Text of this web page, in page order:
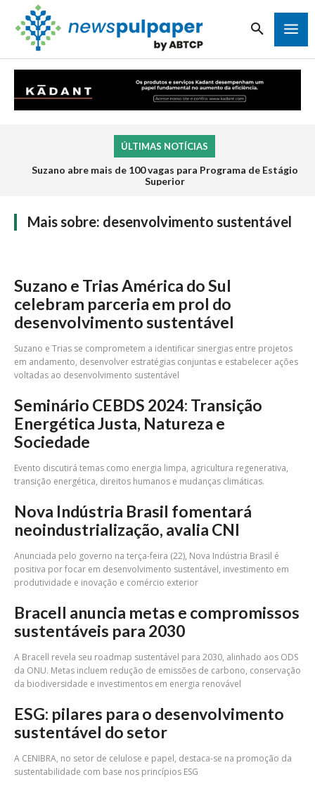
ÚLTIMAS NOTÍCIAS
Suzano abre mais de 100 vagas para Programa de Estágio
Superior
Mais sobre: desenvolvimento sustentável
Suzano e Trias América do Sul
celebram parceria em prol do
desenvolvimento sustentável
Suzano e Trias se comprometem a identificar sinergias entre projetos
em andamento, desenvolver estratégias conjuntas e estabelecer ações
voltadas ao desenvolvimento sustentável
Seminário CEBDS 2024: Transição
Energética Justa, Natureza e
Sociedade
Evento discutirá temas como energia limpa, agricultura regenerativa,
transição energética, direitos humanos e mudanças climáticas.
Nova Indústria Brasil fomentará
neoindustrialização, avalia CNI
Anunciada pelo governo na terça-feira (22), Nova Indústria Brasil é
positiva por focar em desenvolvimento sustentável, investimento em
produtividade e inovação e comércio exterior
Bracell anuncia metas e compromissos
sustentáveis para 2030
A Bracell revela seu roadmap sustentável para 2030, alinhado aos ODS
da ONU. Metas incluem redução de emissões de carbono, conservação
da biodiversidade e investimentos em energia renovável
ESG: pilares para o desenvolvimento
sustentável do setor
A CENIBRA, no setor de celulose e papel, destaca-se na promoção da
sustentabilidade com base nos princípios ESG